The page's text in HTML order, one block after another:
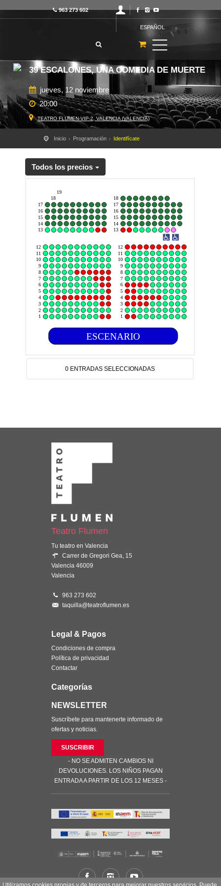
963 273 602
ESPAÑOL
39 ESCALONES, UNA COMEDIA DE MUERTE
jueves, 12 noviembre
20:00
TEATRO FLUMEN-VIP-2, VALENCIA (VALENCIA)
Inicio Programación Identifícate
Todos los precios
19
18
18
17
17
16
16
15 15
14 14
13 13
12 12
11 11
10
10
9
9
8
8
7 7
6
6
5
5
4
4
3
3
2
2
1 1
ESCENARIO
0 ENTRADAS SELECCIONADAS
Teatro Flumen
Tu teatro en Valencia
Carrer de Gregori Gea, 15
Valencia 46009
Valencia
963 273 602
taquilla@teatroflumen.es
Legal & Pagos
Condiciones de compra
Política de privacidad
Contactar
Categorías
NEWSLETTER
Suscríbete para mantenerte informado de
ofertas y noticias.
SUSCRIBIR
- NO SE ADMITEN CAMBIOS NI
DEVOLUCIONES. LOS NIÑOS PAGAN
ENTRADA A PARTIR DE LOS 12 MESES -